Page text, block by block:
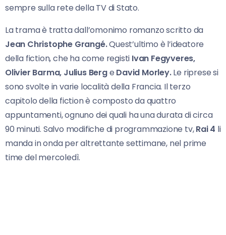
sempre sulla rete della TV di Stato.
La trama è tratta dall’omonimo romanzo scritto da
Jean Christophe Grangé.Quest’ultimo è l’ideatore
della fiction, che ha come registi Ivan Fegyveres,
Olivier Barma, Julius Berge David Morley.Le riprese si
sono svolte in varie località della Francia. Il terzo
capitolo della fiction è composto da quattro
appuntamenti, ognuno dei quali ha una durata di circa
90 minuti. Salvo modifiche di programmazione tv,Rai 4 li
manda in onda per altrettante settimane, nel prime
time del mercoledì.